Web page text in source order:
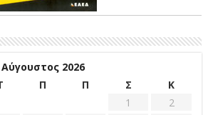
Αύγουστος 2026
Π Π Σ
Κ
1
2